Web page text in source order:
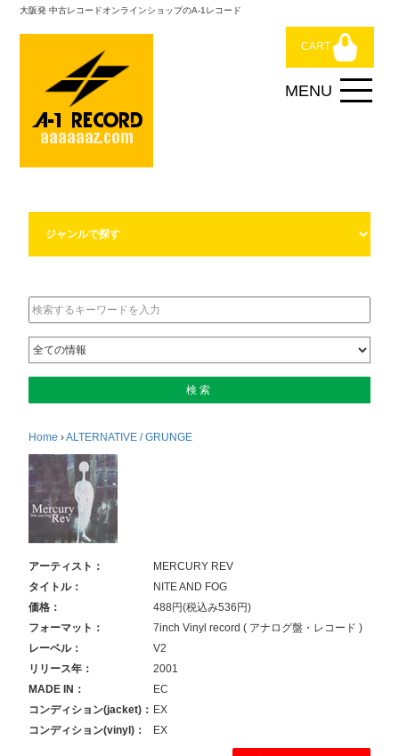
大阪発 中古レコードオンラインショップのA-1レコード
CART
Home ›ALTERNATIVE / GRUNGE
アーティスト：
MERCURY REV
タイトル：
NITE AND FOG
価格：
488円(税込み536円)
フォーマット：
7inch Vinyl record ( アナログ盤・レコード )
レーベル：
V2
リリース年：
2001
MADE IN：
EC
コンディション(jacket)： EX
コンディション(vinyl)：
EX